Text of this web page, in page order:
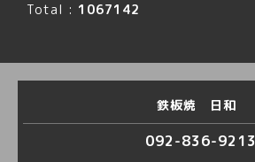
Total : 1067142
鉄板焼 日和
092-836-9213